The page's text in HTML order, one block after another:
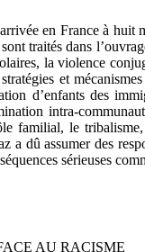
en France à
traités dans
la violence
et
d’enfants des
intra-
familial, le
a dû assumer des
sérieuses
AU RACISME